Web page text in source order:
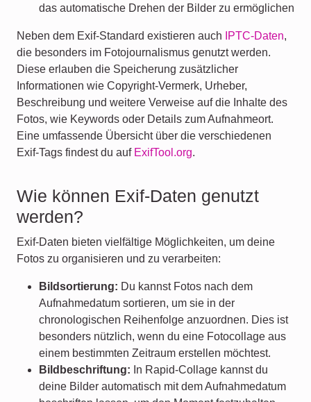
das automatische Drehen der Bilder zu ermöglichen
Neben dem Exif-Standard existieren auch IPTC-Daten,
die besonders im Fotojournalismus genutzt werden.
Diese erlauben die Speicherung zusätzlicher
Informationen wie Copyright-Vermerk, Urheber,
Beschreibung und weitere Verweise auf die Inhalte des
Fotos, wie Keywords oder Details zum Aufnahmeort.
Eine umfassende Übersicht über die verschiedenen
Exif-Tags findest du auf ExifTool.org.
Wie können Exif-Daten genutzt
werden?
Exif-Daten bieten vielfältige Möglichkeiten, um deine
Fotos zu organisieren und zu verarbeiten:
Bildsortierung: Du kannst Fotos nach dem
Aufnahmedatum sortieren, um sie in der
chronologischen Reihenfolge anzuordnen. Dies ist
besonders nützlich, wenn du eine Fotocollage aus
einem bestimmten Zeitraum erstellen möchtest.
Bildbeschriftung: In Rapid-Collage kannst du
deine Bilder automatisch mit dem Aufnahmedatum